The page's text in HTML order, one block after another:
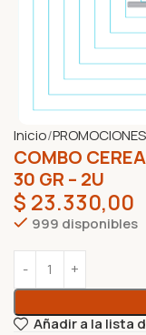
Inicio PROMOCIONES
COMBO
30 GR – 2U
$ 23.330,00
999 disponibles
Añadir a la lista